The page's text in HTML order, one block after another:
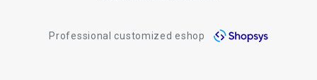
informativa whistleblowing
Professional customized eshop